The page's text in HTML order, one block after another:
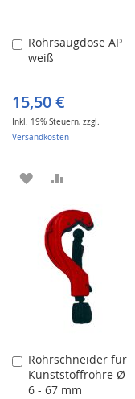
Rohrsaugdose AP
weiß
15,50 €
Inkl. 19% Steuern, zzgl.
Versandkosten
In
den
ZUR
HINZUFÜGEN
HINZUFÜGEN
Rohrschneider für
Kunststoffrohre Ø
6 - 67 mm
In
den
Warenkorb